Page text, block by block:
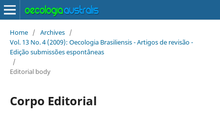
Home / Archives /
Vol. 13 No. 4 (2009): Oecologia Brasiliensis - Artigos de revisão -
Edição submissões espontâneas
/
Editorial body
Corpo Editorial